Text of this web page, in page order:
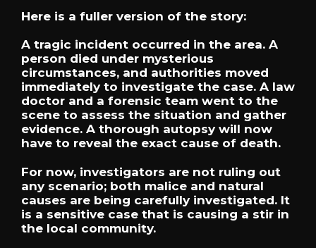
Here is a fuller version of the story:
A tragic incident occurred in the area. A
person died under mysterious
circumstances, and authorities moved
immediately to investigate the case. A law
doctor and a forensic team went to the
scene to assess the situation and gather
evidence. A thorough autopsy will now
have to reveal the exact cause of death.
For now, investigators are not ruling out
any scenario; both malice and natural
causes are being carefully investigated. It
is a sensitive case that is causing a stir in
the local community.